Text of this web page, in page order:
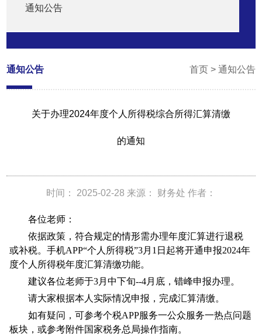
通知公告
通知公告 首页> 通知公告
关于办理2024年度个人所得税综合所得汇算清缴
的通知
时间： 2025-02-28 来源： 财务处 作者：
各位老师：
依据政策，符合规定的情形需办理年度汇算进行退税
或补税。手机APP“个人所得税”3月1日起将开通申报2024年
度个人所得税年度汇算清缴功能。
建议各位老师于3月中下旬--4月底，错峰申报办理。
请大家根据本人实际情况申报，完成汇算清缴。
如有疑问，可参考个税APP服务一公众服务一热点问题
板块，或参考附件国家税务总局操作指南。